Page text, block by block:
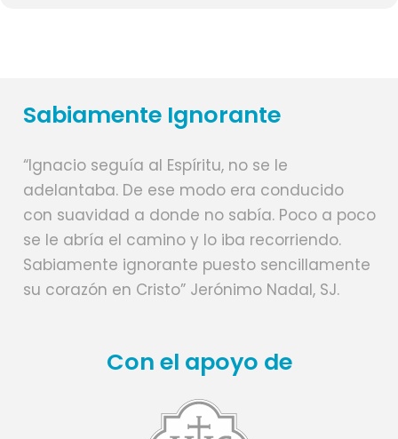
Sabiamente Ignorante
“Ignacio seguía al Espíritu, no se le
adelantaba. De ese modo era conducido
con suavidad a donde no sabía. Poco a poco
se le abría el camino y lo iba recorriendo.
Sabiamente ignorante puesto sencillamente
su corazón en Cristo” Jerónimo Nadal, SJ.
Con el apoyo de